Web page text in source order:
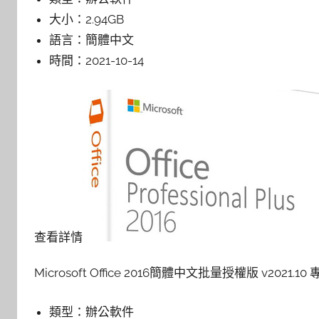
大小：2.94GB
語言： 簡體中文
時間：2021-10-14
查看詳情
Microsoft Office 2016簡體中文批量授權版 v2021.10
類型：辦公軟件